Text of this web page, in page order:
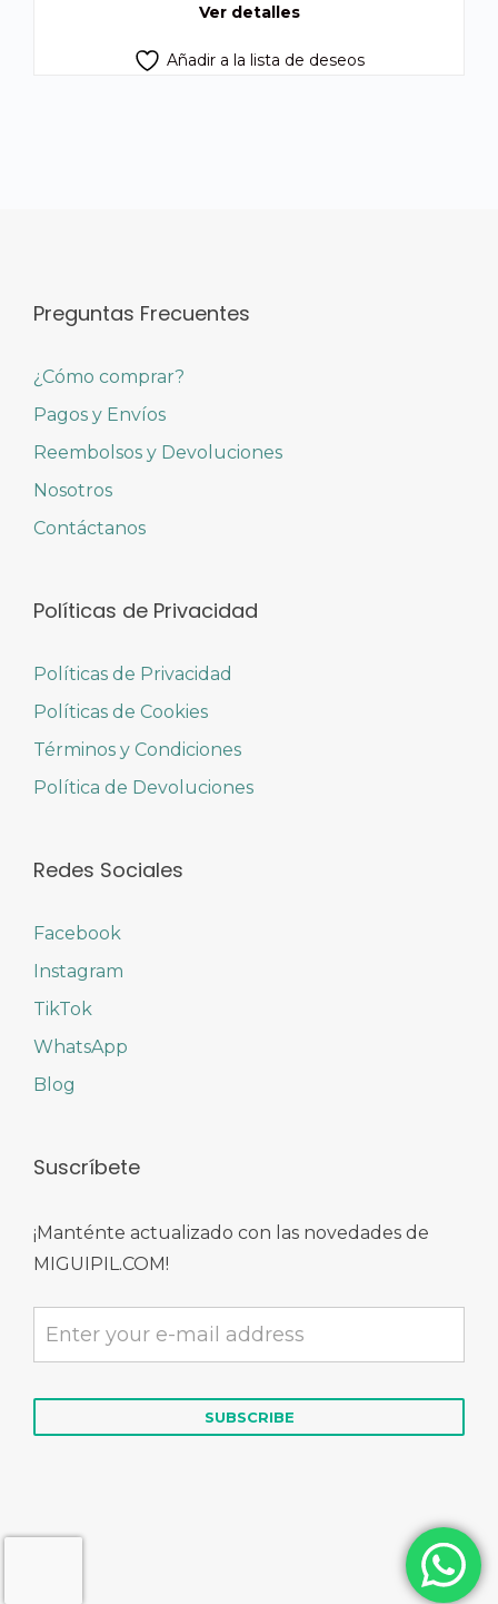
Ver detalles
Añadir a la lista de deseos
Preguntas Frecuentes
¿Cómo comprar?
Pagos y Envíos
Reembolsos y Devoluciones
Nosotros
Contáctanos
Políticas de Privacidad
Políticas de Privacidad
Políticas de Cookies
Términos y Condiciones
Política de Devoluciones
Redes Sociales
Facebook
Instagram
TikTok
WhatsApp
Blog
Suscríbete
¡Manténte actualizado con las novedades de
MIGUIPIL.COM!